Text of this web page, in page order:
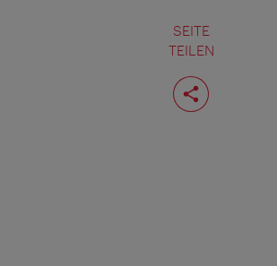
SEITE
TEILEN
Seite
teilen